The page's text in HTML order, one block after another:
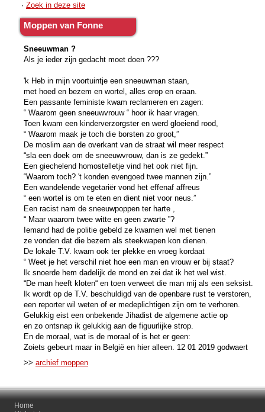
· Zoek in deze site
Moppen van Fonne
Sneeuwman ?
Als je ieder zijn gedacht moet doen ???
'k Heb in mijn voortuintje een sneeuwman staan,
met hoed en bezem en wortel, alles erop en eraan.
Een passante feministe kwam reclameren en zagen:
“ Waarom geen sneeuwvrouw “ hoor ik haar vragen.
Toen kwam een kinderverzorgster en werd gloeiend rood,
“ Waarom maak je toch die borsten zo groot,”
De moslim aan de overkant van de straat wil meer respect
“sla een doek om de sneeuwvrouw, dan is ze gedekt.”
Een giechelend homostelletje vind het ook niet fijn.
“Waarom toch? 't konden evengoed twee mannen zijn.”
Een wandelende vegetariër vond het effenaf affreus
“ een wortel is om te eten en dient niet voor neus.”
Een racist nam de sneeuwpoppen ter harte ,
“ Maar waarom twee witte en geen zwarte ”?
Iemand had de politie gebeld ze kwamen wel met tienen
ze vonden dat die bezem als steekwapen kon dienen.
De lokale T.V. kwam ook ter plekke en vroeg kordaat
“ Weet je het verschil niet hoe een man en vrouw er bij staat?
Ik snoerde hem dadelijk de mond en zei dat ik het wel wist.
“De man heeft kloten“ en toen verweet die man mij als een seksist.
Ik wordt op de T.V. beschuldigd van de openbare rust te verstoren,
een reporter wil weten of er medeplichtigen zijn om te verhoren.
Gelukkig eist een onbekende Jihadist de algemene actie op
en zo ontsnap ik gelukkig aan de figuurlijke strop.
En de moraal, wat is de moraal of is het er geen:
Zoiets gebeurt maar in België en hier alleen. 12 01 2019 godwaert
>> archief moppen
Home